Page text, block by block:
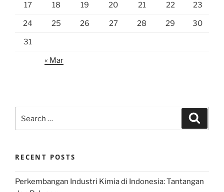
17 18 19 20 21 22 23
24 25 26 27 28 29 30
31
« Mar
for:
RECENT POSTS
Perkembangan Industri Kimia di Indonesia: Tantangan